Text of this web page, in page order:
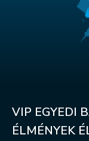
VIP EGYEDI
ÉLMÉNYEK